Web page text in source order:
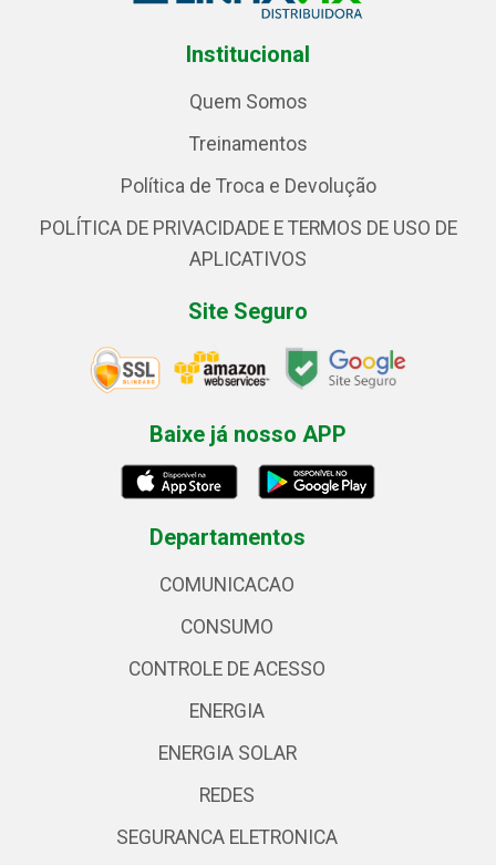
Institucional
Quem Somos
Treinamentos
Política de Troca e Devolução
POLÍTICA DE PRIVACIDADE E TERMOS DE USO DE
APLICATIVOS
Site Seguro
Baixe já nosso APP
Departamentos
COMUNICACAO
CONSUMO
CONTROLE DE ACESSO
ENERGIA
ENERGIA SOLAR
REDES
SEGURANCA ELETRONICA